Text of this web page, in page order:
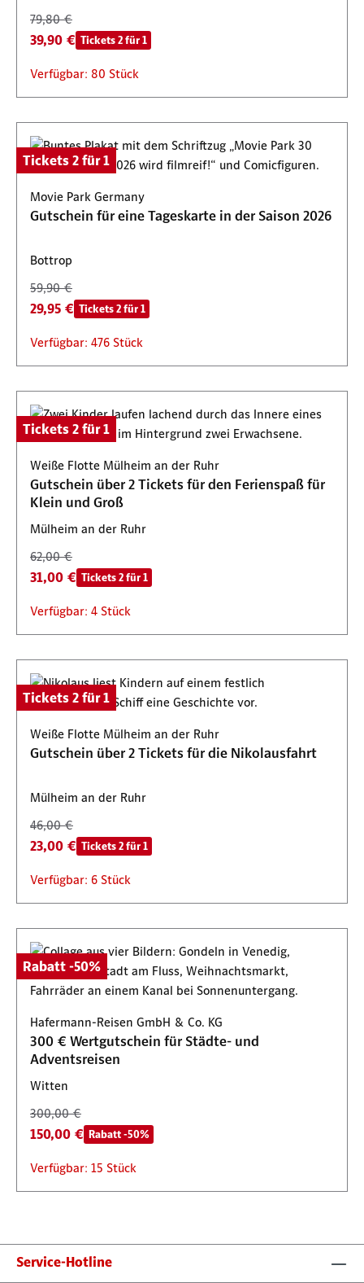
79,80 €
39,90 € Tickets 2 für 1
Verfügbar: 80 Stück
Tickets 2 für 1
Movie Park Germany
Gutschein für eine Tageskarte in der Saison 2026
Bottrop
59,90 €
29,95 € Tickets 2 für 1
Verfügbar: 476 Stück
Tickets 2 für 1
Weiße Flotte Mülheim an der Ruhr
Gutschein über 2 Tickets für den Ferienspaß für
Klein und Groß
Mülheim an der Ruhr
62,00 €
31,00 € Tickets 2 für 1
Verfügbar: 4 Stück
Tickets 2 für 1
Weiße Flotte Mülheim an der Ruhr
Gutschein über 2 Tickets für die Nikolausfahrt
Mülheim an der Ruhr
46,00 €
23,00 € Tickets 2 für 1
Verfügbar: 6 Stück
Rabatt -50%
Hafermann-Reisen GmbH & Co. KG
300 € Wertgutschein für Städte- und
Adventsreisen
Witten
300,00 €
150,00 € Rabatt -50%
Verfügbar: 15 Stück
Service-Hotline